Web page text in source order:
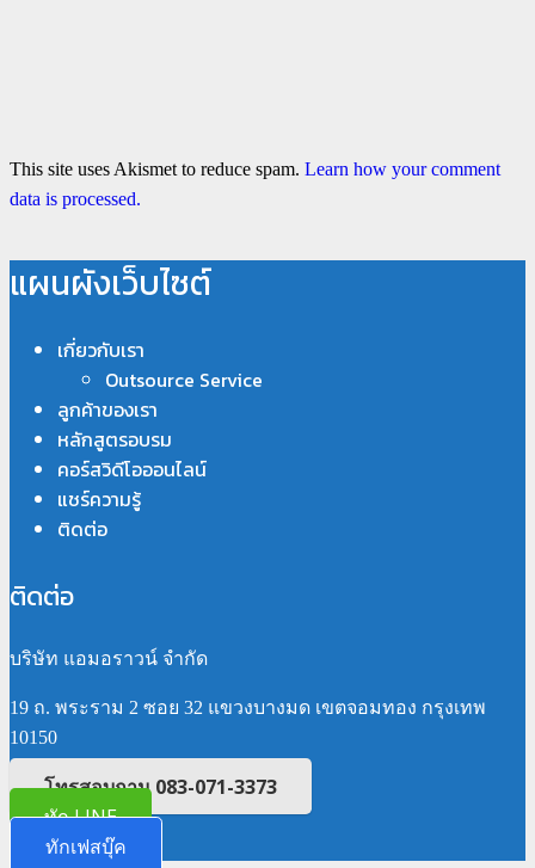
This site uses Akismet to reduce spam. Learn how your comment
data is processed.
แผนผังเว็บไซต์
เกี่ยวกับเรา
Outsource Service
ลูกค้าของเรา
หลักสูตรอบรม
คอร์สวิดีโอออนไลน์
แชร์ความรู้
ติดต่อ
ติดต่อ
บริษัท แอมอราวน์ จำกัด
19 ถ. พระราม 2 ซอย 32 แขวงบางมด เขตจอมทอง กรุงเทพ
10150
โทรสอบถาม 083-071-3373
ทัก LINE
ทักเฟสบุ๊ค